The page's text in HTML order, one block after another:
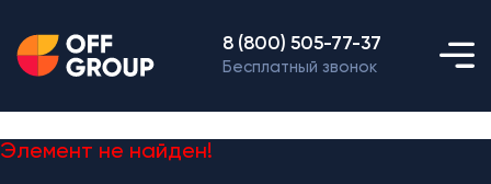
8 (800) 505-77-37
Бесплатный звонок
Элемент не найден!